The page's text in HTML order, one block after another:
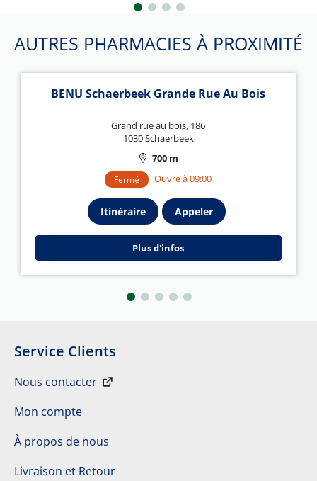
AUTRES PHARMACIES À PROXIMITÉ
BENU Schaerbeek Grande Rue Au Bois
Grand rue au bois, 186
1030 Schaerbeek
700 m
Fermé Ouvre à 09:00
Itinéraire Appeler
Plus d'infos
Service Clients
Nous contacter
Mon compte
À propos de nous
Livraison et Retour